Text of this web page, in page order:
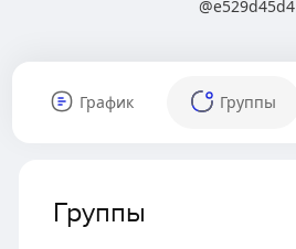
@e529d45d4
График Группы
Группы